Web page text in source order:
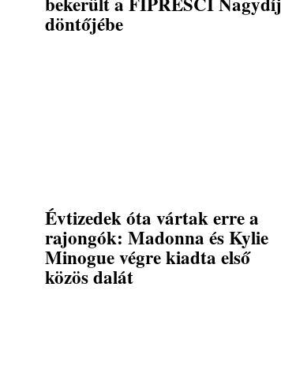
döntőjébe
Évtizedek óta vártak erre a
rajongók: Madonna és Kylie
Minogue végre kiadta első
közös dalát